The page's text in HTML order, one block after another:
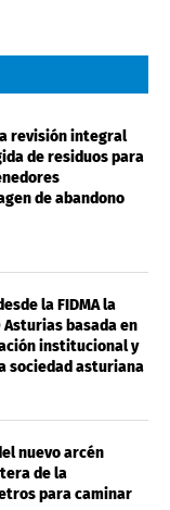
revisión integral
de residuos para
de abandono
la FIDMA la
basada en
institucional y
sociedad asturiana
nuevo arcén
de la
para caminar